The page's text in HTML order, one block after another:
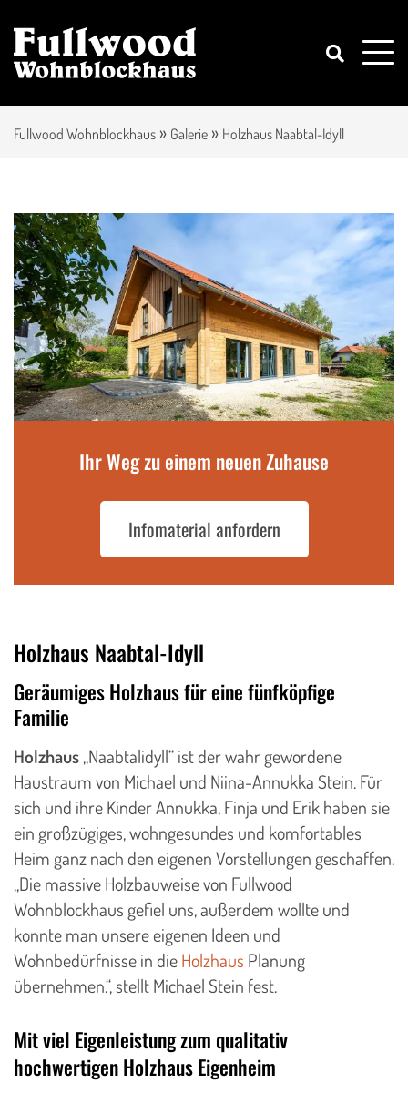
Fullwood Wohnblockhaus » Galerie » Holzhaus Naabtal-Idyll
Ihr Weg zu einem neuen Zuhause
Infomaterial anfordern
Holzhaus Naabtal-Idyll
Geräumiges Holzhaus für eine fünfköpfige
Familie
Holzhaus„Naabtalidyll“ ist der wahr gewordene
Haustraum von Michael und Niina-Annukka Stein. Für
sich und ihre Kinder Annukka, Finja und Erik haben sie
ein großzügiges, wohngesundes und komfortables
Heim ganz nach den eigenen Vorstellungen geschaffen.
„Die massive Holzbauweise von Fullwood
Wohnblockhaus gefiel uns, außerdem wollte und
konnte man unsere eigenen Ideen und
Wohnbedürfnisse in dieHolzhaus Planung
übernehmen.“, stellt Michael Stein fest.
Mit viel Eigenleistung zum qualitativ
hochwertigen Holzhaus Eigenheim